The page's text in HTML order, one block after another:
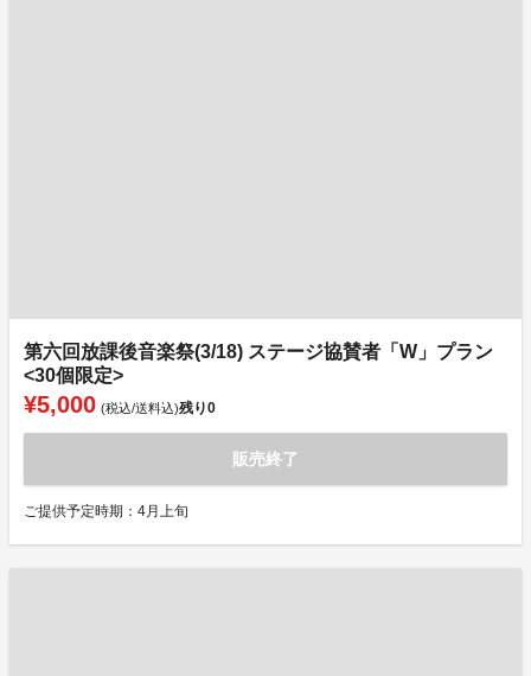
第六回放課後音楽祭(3/18) ステージ協賛者「W」プラン
<30個限定>
¥5,000 (税込/送料込)残り0
販売終了
ご提供予定時期：4月上旬